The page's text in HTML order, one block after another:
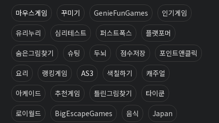
마우스게임 꾸미기 GenieFunGames 인기게임
유리누리 심리테스트 퍼스트폭스 플랫포머
숨은그림찾기 슈팅 두뇌 점수저장 포인트앤클릭
요리 랭킹게임 AS3 색칠하기 캐주얼
아케이드 추천게임 틀린그림찾기 타이쿤
로이월드 BigEscapeGames 음식 Japan